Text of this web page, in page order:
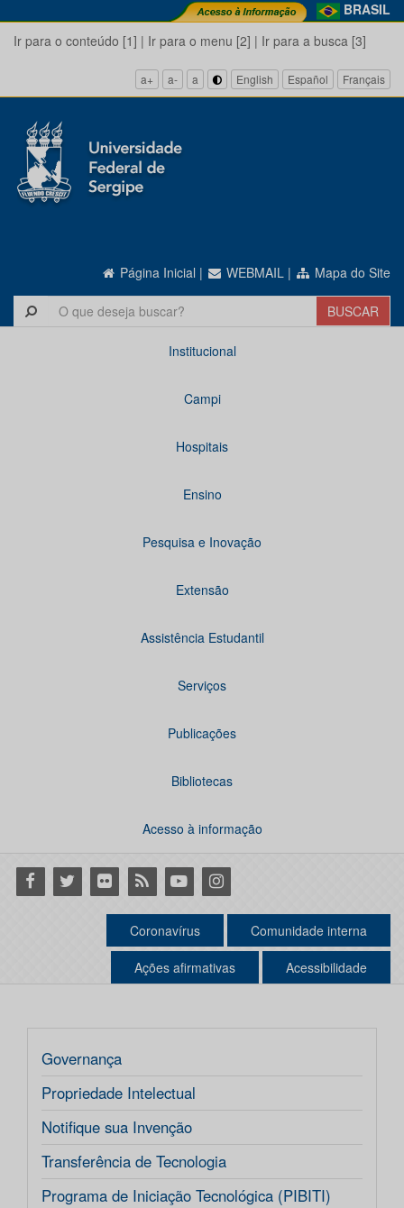
BRASIL
Ir para o conteúdo [1] | Ir para o menu [2] | Ir para a busca [3]
a+ a- a English Español Français
Página Inicial | WEBMAIL | Mapa do Site
Institucional
Campi
Hospitais
Ensino
Pesquisa e Inovação
Extensão
Assistência Estudantil
Serviços
Publicações
Bibliotecas
Acesso à informação
Facebook
Twitter Flickr RSS YoutubeInstagram
Coronavírus Comunidade interna
Ações afirmativas Acessibilidade
Governança
Propriedade Intelectual
Notifique sua Invenção
Transferência de Tecnologia
Programa de Iniciação Tecnológica (PIBITI)